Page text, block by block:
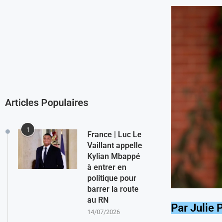
Par Julie
Articles Populaires
1
France | Luc Le
Vaillant appelle
Kylian Mbappé
à entrer en
politique pour
barrer la route
au RN
14/07/2026